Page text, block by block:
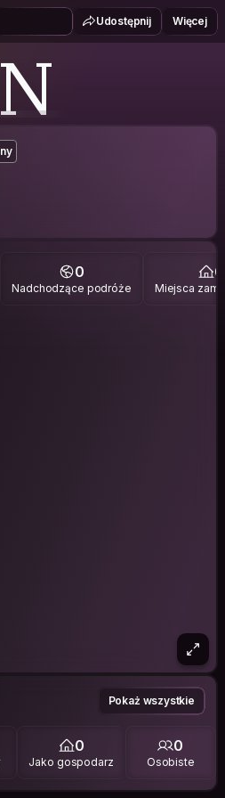
Udostępnij Więcej
N
0
Nadchodzące podróże
0
Miejsca
Pokaż wszystkie
0
Jako gospodarz
0
Osobiste